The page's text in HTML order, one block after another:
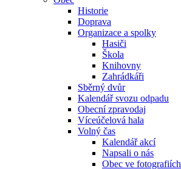
Historie
Doprava
Organizace a spolky
Hasiči
Škola
Knihovny
Zahrádkáři
Sběrný dvůr
Kalendář svozu odpadu
Obecní zpravodaj
Víceúčelová hala
Volný čas
Kalendář akcí
Napsali o nás
Obec ve fotografiích